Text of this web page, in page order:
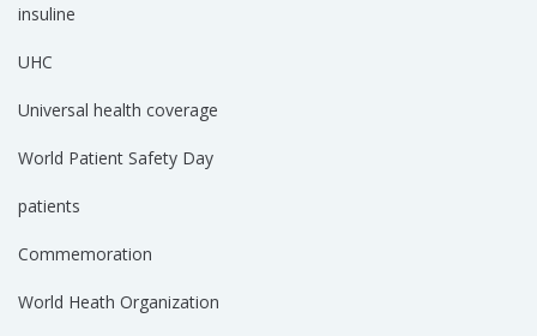
insuline
UHC
Universal health coverage
World Patient Safety Day
patients
Commemoration
World Heath Organization